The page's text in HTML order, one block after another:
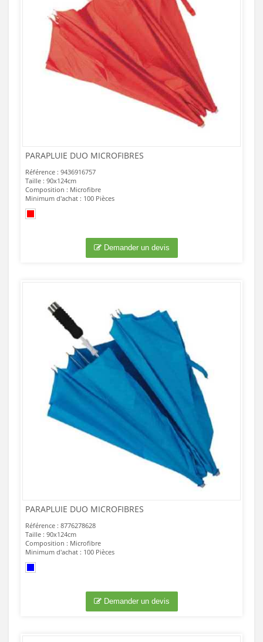
PARAPLUIE DUO MICROFIBRES
Référence : 9436916757
Taille : 90x124cm
Composition : Microfibre
Minimum d'achat : 100 Pièces
Demander un devis
PARAPLUIE DUO MICROFIBRES
Référence : 8776278628
Taille : 90x124cm
Composition : Microfibre
Minimum d'achat : 100 Pièces
Demander un devis